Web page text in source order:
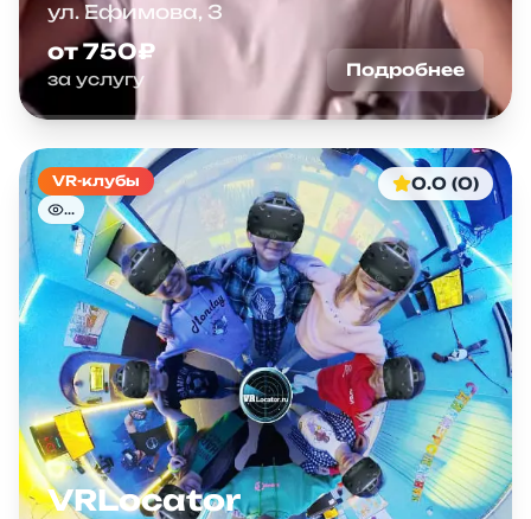
ул. Ефимова, 3
от 750₽
за услугу Подробнее
VR-клубы
...
0.0 (0)
VRLocator